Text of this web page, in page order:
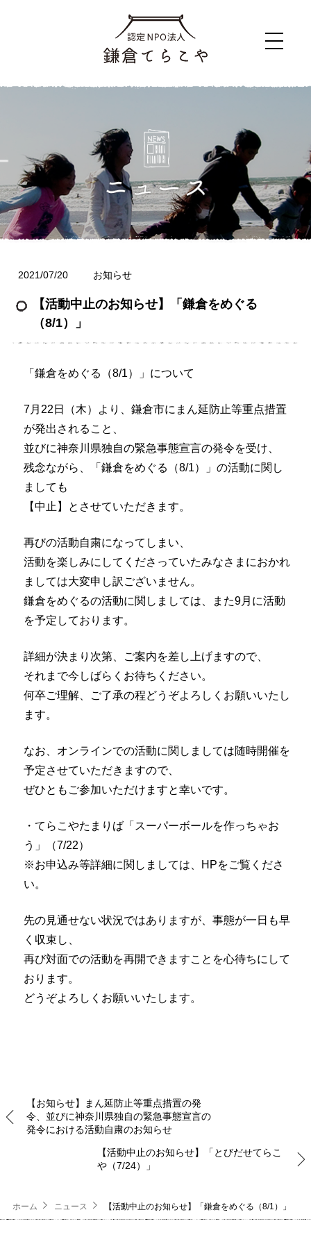
2021/07/20 お知らせ
【活動中止のお知らせ】「鎌倉をめぐる
（8/1）」
「鎌倉をめぐる（8/1）」について
7月22日（木）より、鎌倉市にまん延防止等重点措置
が発出されること、
並びに神奈川県独自の緊急事態宣言の発令を受け、
残念ながら、「鎌倉をめぐる（8/1）」の活動に関し
ましても
【中止】とさせていただきます。
再びの活動自粛になってしまい、
活動を楽しみにしてくださっていたみなさまにおかれ
ましては大変申し訳ございません。
鎌倉をめぐるの活動に関しましては、また9月に活動
を予定しております。
詳細が決まり次第、ご案内を差し上げますので、
それまで今しばらくお待ちください。
何卒ご理解、ご了承の程どうぞよろしくお願いいたし
ます。
なお、オンラインでの活動に関しましては随時開催を
予定させていただきますので、
ぜひともご参加いただけますと幸いです。
・てらこやたまりば「スーパーボールを作っちゃお
う」（7/22）
※お申込み等詳細に関しましては、HPをご覧くださ
い。
先の見通せない状況ではありますが、事態が一日も早
く収束し、
再び対面での活動を再開できますことを心待ちにして
おります。
どうぞよろしくお願いいたします。
【お知らせ】まん延防止等重点措置の発
令、並びに神奈川県独自の緊急事態宣言の
発令における活動自粛のお知らせ
【活動中止のお知らせ】「とびだせてらこ
や（7/24）」
ホーム ニュース 【活動中止のお知らせ】「鎌倉をめぐる（8/1）」